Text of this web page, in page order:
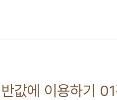
값에 이용하기